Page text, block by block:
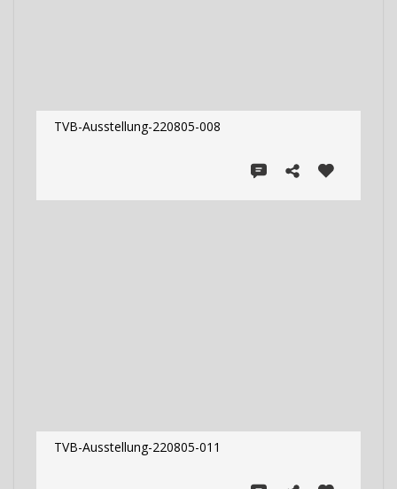
TVB-Ausstellung-220805-008
TVB-Ausstellung-220805-011